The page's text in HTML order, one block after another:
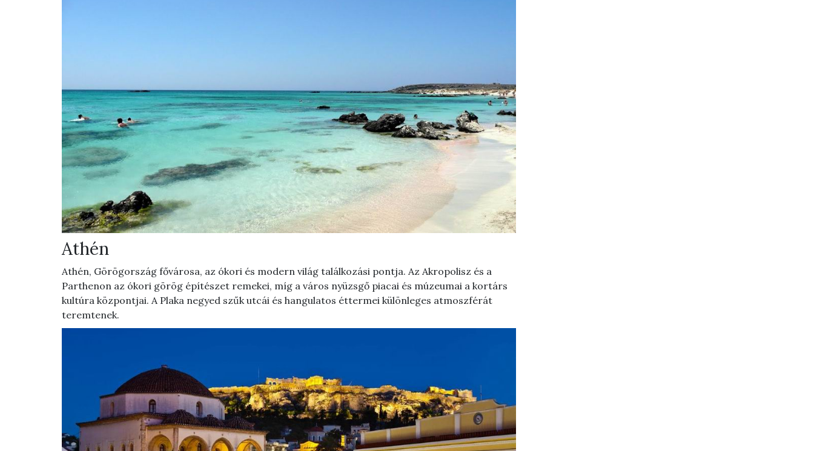
Athén
Athén, Görögország fővárosa, az ókori és modern világ találkozási pontja. Az Akropolisz és a
Parthenon az ókori görög építészet remekei, míg a város nyüzsgő piacai és múzeumai a kortárs
kultúra központjai. A Plaka negyed szűk utcái és hangulatos éttermei különleges atmoszférát
teremtenek.